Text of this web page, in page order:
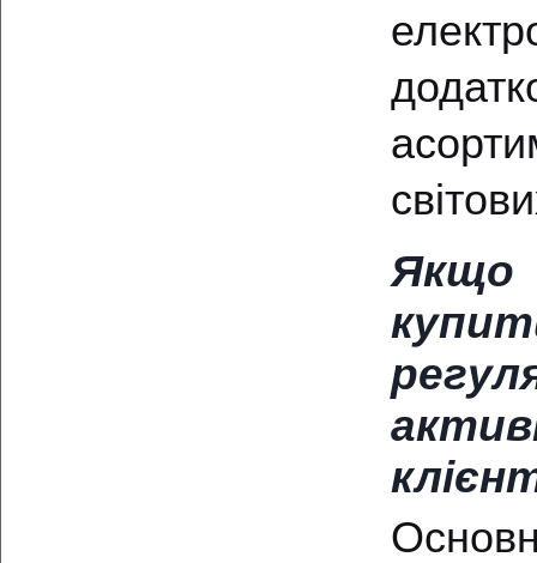
Якщо